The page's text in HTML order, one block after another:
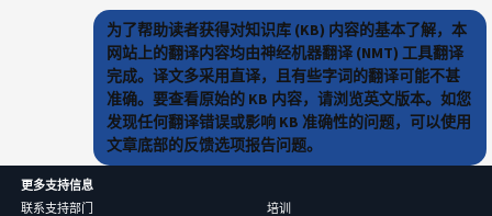
为了帮助读者获得对知识库 (KB) 内容的基本了解，本
网站上的翻译内容均由神经机器翻译 (NMT) 工具翻译
完成。译文多采用直译，且有些字词的翻译可能不甚
准确。要查看原始的 KB 内容，请浏览英文版本。如您
发现任何翻译错误或影响 KB 准确性的问题，可以使用
文章底部的反馈选项报告问题。
更多支持信息
联系支持部门
培训